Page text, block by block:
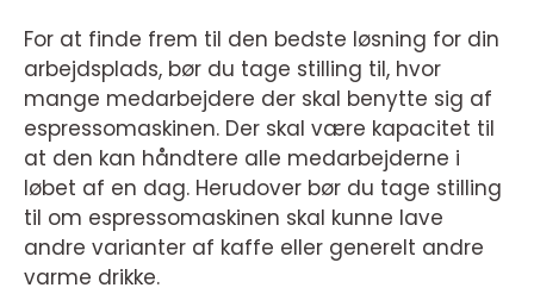
For at finde frem til den bedste løsning for din
arbejdsplads, bør du tage stilling til, hvor
mange medarbejdere der skal benytte sig af
espressomaskinen. Der skal være kapacitet til
at den kan håndtere alle medarbejderne i
løbet af en dag. Herudover bør du tage stilling
til om espressomaskinen skal kunne lave
andre varianter af kaffe eller generelt andre
varme drikke.